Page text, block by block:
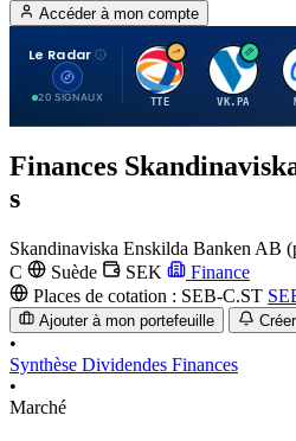
Accéder à mon compte
Le Radar
20 SIGNAUX
T
TTE
V
VK.PA
Finances
s
Skandinaviska Enskilda Banken AB
C
Suède SEK
Finance
Places de cotation : SEB-C.ST
Ajouter à mon portefeuille
•
Synthèse Dividendes Finances
•
Marché